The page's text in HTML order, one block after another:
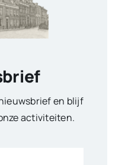
en blijf
activiteiten.